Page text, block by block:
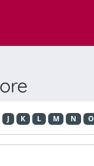
J K L M N O